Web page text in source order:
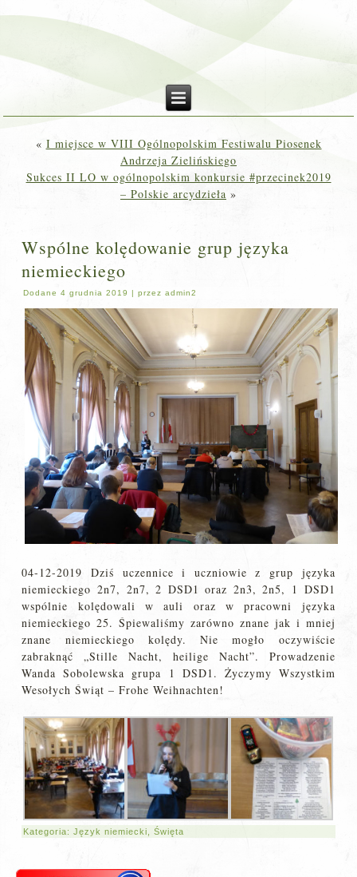
« I miejsce w VIII Ogólnopolskim Festiwalu Piosenek
Andrzeja Zielińskiego
Sukces II LO w ogólnopolskim konkursie #przecinek2019
– Polskie arcydzieła »
Wspólne kolędowanie grup języka
niemieckiego
Dodane 4 grudnia 2019 |przez admin2
04-12-2019 Dziś uczennice i uczniowie z grup języka
niemieckiego 2n7, 2n7, 2 DSD1 oraz 2n3, 2n5, 1 DSD1
wspólnie kolędowali w auli oraz w pracowni języka
niemieckiego 25. Śpiewaliśmy zarówno znane jak i mniej
znane niemieckiego kolędy. Nie mogło oczywiście
zabraknąć „Stille Nacht, heilige Nacht”. Prowadzenie
Wanda Sobolewska grupa 1 DSD1. Życzymy Wszystkim
Wesołych Świąt – Frohe Weihnachten!
Kategoria:Język niemiecki ,Święta